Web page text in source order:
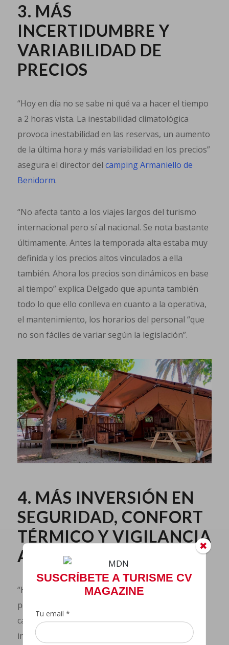
SUSCRÍBETE A TURISME CV
MAGAZINE
Tu email *
3. MÁS
INCERTIDUMBRE Y
VARIABILIDAD DE
PRECIOS
“Hoy en día no se sabe ni qué va a hacer el tiempo
a 2 horas vista. La inestabilidad climatológica
provoca inestabilidad en las reservas, un aumento
de la última hora y más variabilidad en los precios”
asegura el director del camping Armaniello de
Benidorm.
“No afecta tanto a los viajes largos del turismo
internacional pero sí al nacional. Se nota bastante
últimamente. Antes la temporada alta estaba muy
definida y los precios altos vinculados a ella
también. Ahora los precios son dinámicos en base
al tiempo” explica Delgado que apunta también
todo lo que ello conlleva en cuanto a la operativa,
el mantenimiento, los horarios del personal “que
no son fáciles de variar según la legislación”.
4. MÁS INVERSIÓN EN
SEGURIDAD, CONFORT
TÉRMICO Y VIGILANCIA
AMBIENTAL DIRECTA
“Hace unos días se esperaban lluvias de 30 litros
por metro cuadrado en Benicàssim y al final
cayeron 300” dice Fiachra, “las previsiones son
inciertas. Nosotros tenemos nuestra propia